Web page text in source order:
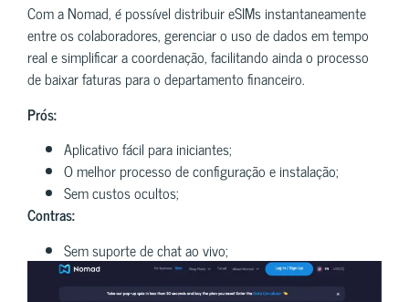
Com a Nomad, é possível distribuir eSIMs instantaneamente
entre os colaboradores, gerenciar o uso de dados em tempo
real e simplificar a coordenação, facilitando ainda o processo
de baixar faturas para o departamento financeiro.
Prós:
Aplicativo fácil para iniciantes;
O melhor processo de configuração e instalação;
Sem custos ocultos;
Contras:
Sem suporte de chat ao vivo;